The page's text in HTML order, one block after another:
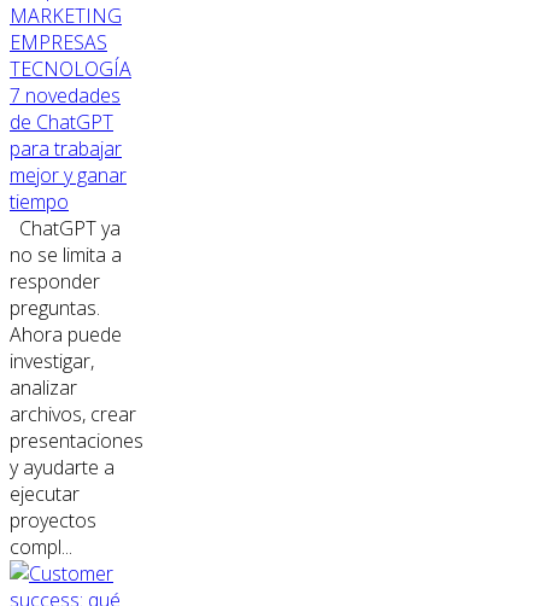
MARKETING
EMPRESAS
TECNOLOGÍA
7 novedades
de ChatGPT
para trabajar
mejor y ganar
tiempo
ChatGPT ya
no se limita a
responder
preguntas.
Ahora puede
investigar,
analizar
archivos, crear
presentaciones
y ayudarte a
ejecutar
proyectos
compl...